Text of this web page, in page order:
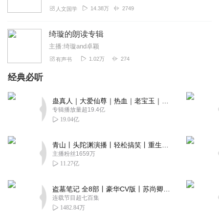
人文国学 14.38万 2749
绮璇的朗读专辑
主播:绮璇and卓颖
有声书 1.02万 274
经典必听
专辑播放量超19.4亿
19.04亿
主播粉丝1659万
11.27亿
连载节目超七百集
1482.84万